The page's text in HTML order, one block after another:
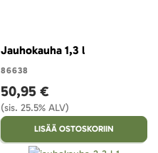
Jauhokauha 1,3 l
86638
50,95 €
(sis. 25.5% ALV)
LISÄÄ OSTOSKORIIN